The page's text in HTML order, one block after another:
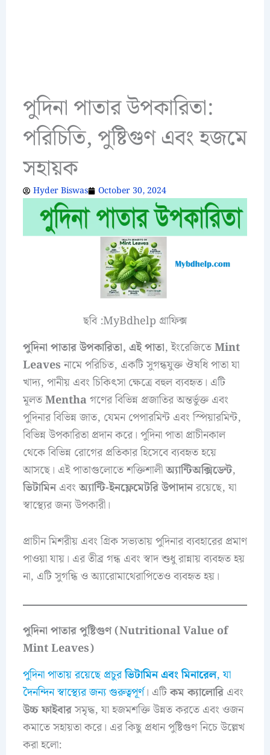
পুদিনা পাতার উপকারিতা:
পরিচিতি, পুষ্টিগুণ এবং হজমে
সহায়ক
Hyder Biswas October 30, 2024
ছবি :MyBdhelp গ্রাফিক্স
পুদিনা পাতার উপকারিতা, এই পাতা, ইংরেজিতেMint
Leaves নামে পরিচিত, একটি সুগন্ধযুক্ত ঔষধি পাতা যা
খাদ্য, পানীয় এবং চিকিৎসা ক্ষেত্রে বহুল ব্যবহৃত। এটি
মূলতMenthaগণের বিভিন্ন প্রজাতির অন্তর্ভুক্ত এবং
পুদিনার বিভিন্ন জাত, যেমন পেপারমিন্ট এবং স্পিয়ারমিন্ট,
বিভিন্ন উপকারিতা প্রদান করে। পুদিনা পাতা প্রাচীনকাল
থেকে বিভিন্ন রোগের প্রতিকার হিসেবে ব্যবহৃত হয়ে
আসছে। এই পাতাগুলোতে শক্তিশালীঅ্যান্টিঅক্সিডেন্ট,
ভিটামিনএবংঅ্যান্টি-ইনফ্লেমেটরি উপাদানরয়েছে, যা
স্বাস্থ্যের জন্য উপকারী।
প্রাচীন মিশরীয় এবং গ্রিক সভ্যতায় পুদিনার ব্যবহারের প্রমাণ
পাওয়া যায়। এর তীব্র গন্ধ এবং স্বাদ শুধু রান্নায় ব্যবহৃত হয়
না, এটি সুগন্ধি ও অ্যারোমাথেরাপিতেও ব্যবহৃত হয়।
পুদিনা পাতার পুষ্টিগুণ (Nutritional Value of
Mint Leaves)
পুদিনা পাতায় রয়েছে প্রচুরভিটামিন এবং মিনারেল, যা
দৈনন্দিন স্বাস্থ্যের জন্য গুরুত্বপূর্ণ। এটিকম ক্যালোরিএবং
উচ্চ ফাইবারসমৃদ্ধ, যা হজমশক্তি উন্নত করতে এবং ওজন
কমাতে সহায়তা করে। এর কিছু প্রধান পুষ্টিগুণ নিচে উল্লেখ
করা হলো: